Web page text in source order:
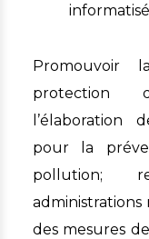
Promouvoir
protection
l’élaboration
pour la
pollution;
des mesures